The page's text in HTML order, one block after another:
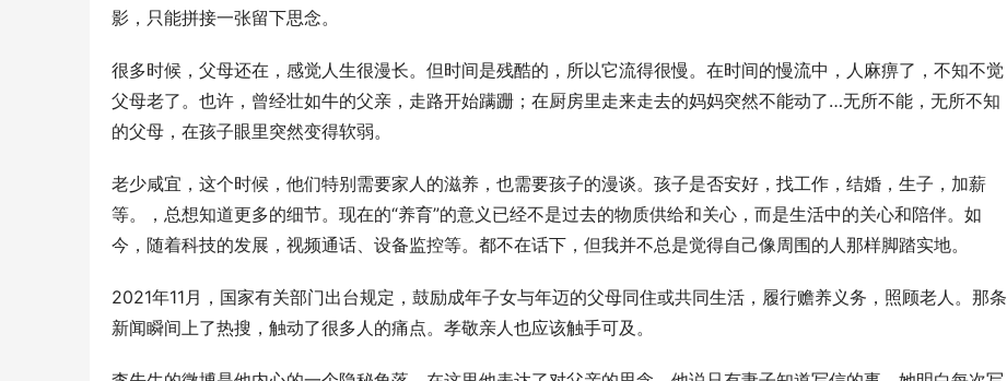
影，只能拼接一张留下思念。
很多时候，父母还在，感觉人生很漫长。但时间是残酷的，所以它流得很慢。在时间的慢流中，人麻痹了，不知不觉
父母老了。也许，曾经壮如牛的父亲，走路开始蹒跚；在厨房里走来走去的妈妈突然不能动了…无所不能，无所不知
的父母，在孩子眼里突然变得软弱。
老少咸宜，这个时候，他们特别需要家人的滋养，也需要孩子的漫谈。孩子是否安好，找工作，结婚，生子，加薪
等。，总想知道更多的细节。现在的“养育”的意义已经不是过去的物质供给和关心，而是生活中的关心和陪伴。如
今，随着科技的发展，视频通话、设备监控等。都不在话下，但我并不总是觉得自己像周围的人那样脚踏实地。
2021年11月，国家有关部门出台规定，鼓励成年子女与年迈的父母同住或共同生活，履行赡养义务，照顾老人。那条
新闻瞬间上了热搜，触动了很多人的痛点。孝敬亲人也应该触手可及。